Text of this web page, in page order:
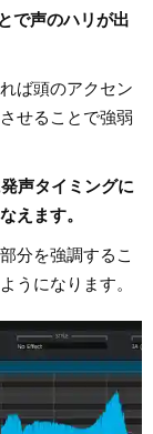
で声のハリが出
ば頭のアクセン
せることで強弱
声タイミングに
えます。
分を強調するこ
うになります。